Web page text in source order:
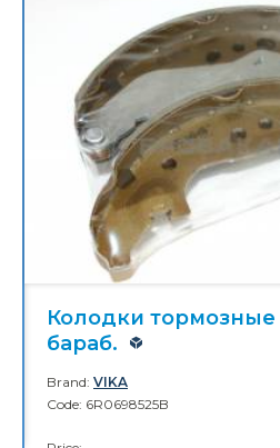
Корпус механизма
ГРМ 1.8 FSI
Brand:BORSEHUNG
Code: 06H109210AG
Price:
2 760,00 ₴
Сайлентблок
Brand:BORSEHUNG
Code: 1K0505553A
Price:
236,00 ₴